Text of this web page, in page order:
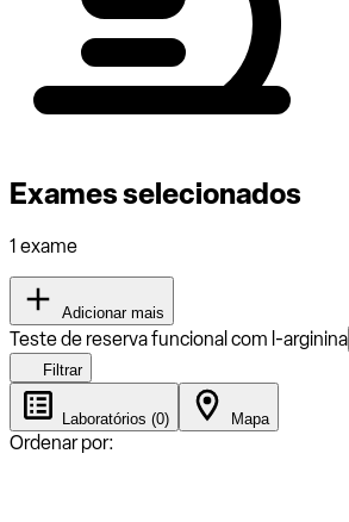
Exames selecionados
1 exame
Adicionar mais
Teste de reserva funcional com l-arginina
Filtrar
Laboratórios (0) Mapa
Ordenar por: